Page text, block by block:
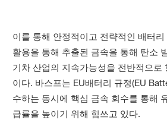
이를 통해 안정적이고 전략적인 배터
활용을 통해 추출된 금속을 통해 탄소
기차 산업의 지속가능성을 전반적으로
이다. 바스프는 EU배터리 규정(EU
수하는 동시에 핵심 금속 회수를 통해
급률을 높이기 위해 힘쓰고 있다.